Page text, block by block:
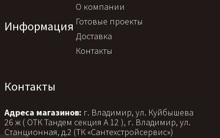
Информация
О компании
Готовые проекты
Доставка
Контакты
Контакты
Адреса магазинов: г. Владимир, ул. Куйбышева
26 ж ( ОТК Тандем секция А 12 ), г. Владимир, ул.
Станционная, д.2 (ТК «Сантехстройсервис»)